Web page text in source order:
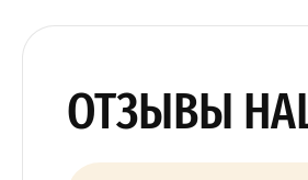
ОТЗЫВЫ